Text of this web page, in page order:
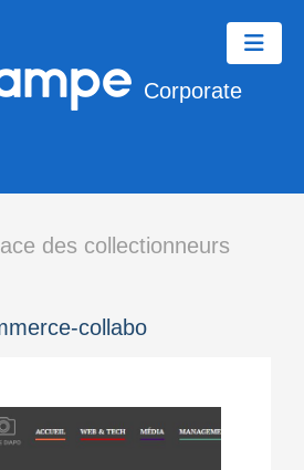
Corporate
des collectionneurs
collabo